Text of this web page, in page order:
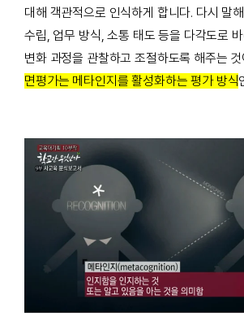
대해 객관적으로 인식하게 합니다. 다시 말
수립, 업무 방식, 소통 태도 등을 다각도로
변화 과정을 관찰하고 조절하도록 해주는
면평가는 메타인지를 활성화하는 평가 방식